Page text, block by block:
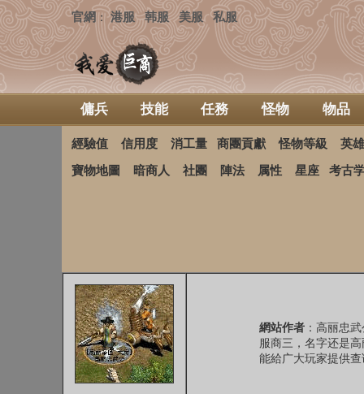
官網 ：港服 韩服 美服 私服
傭兵 技能 任務 怪物 物品
經驗值 信用度 消工量 商團貢獻 怪物等級 英
寶物地圖 暗商人 社團 陣法 属性 星座 考古
網站作者 ：高丽忠
服商三，名字还是
能給广大玩家提供